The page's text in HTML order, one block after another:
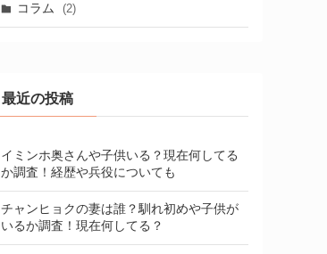
コラム (2)
最近の投稿
イミンホ奥さんや子供いる？現在何してる
か調査！経歴や兵役についても
チャンヒョクの妻は誰？馴れ初めや子供が
いるか調査！現在何してる？